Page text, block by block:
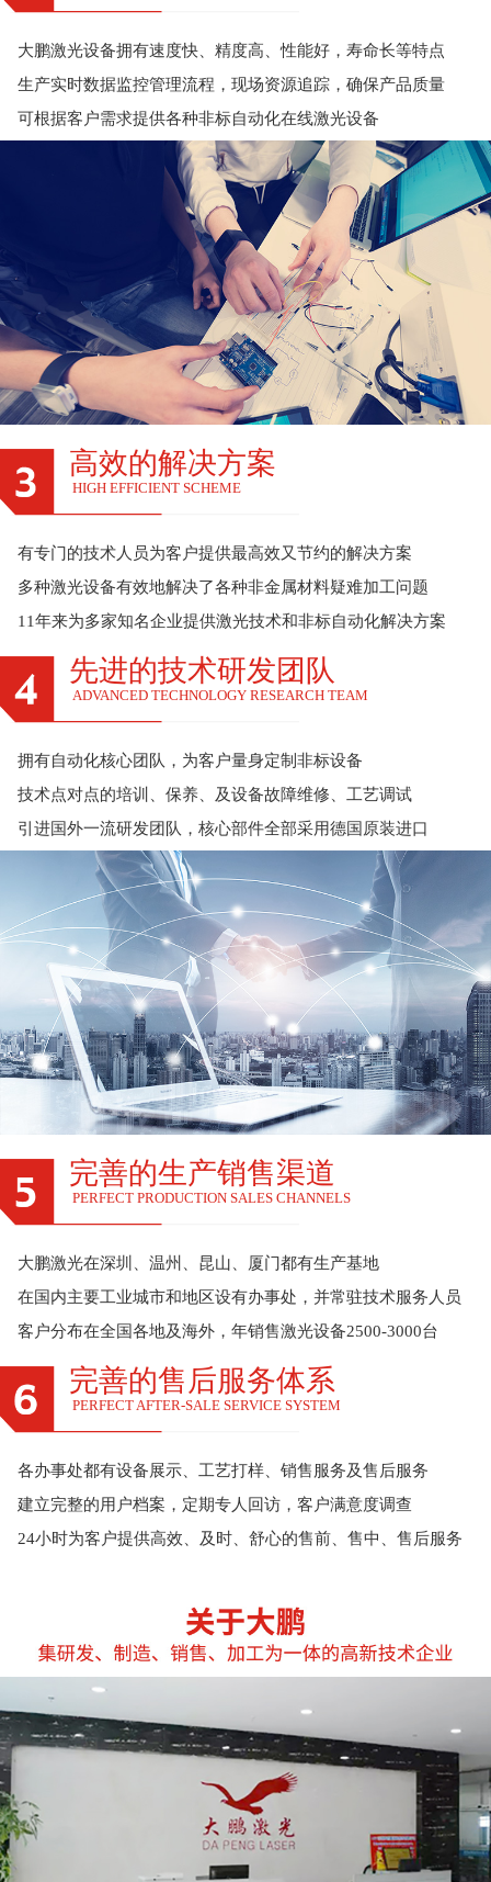
大鹏激光设备拥有速度快、精度高、性能好，寿命长等特点
生产实时数据监控管理流程，现场资源追踪，确保产品质量
可根据客户需求提供各种非标自动化在线激光设备
高效的解决方案
HIGH EFFICIENT SCHEME
有专门的技术人员为客户提供最高效又节约的解决方案
多种激光设备有效地解决了各种非金属材料疑难加工问题
11年来为多家知名企业提供激光技术和非标自动化解决方案
先进的技术研发团队
ADVANCED TECHNOLOGY RESEARCH TEAM
拥有自动化核心团队，为客户量身定制非标设备
技术点对点的培训、保养、及设备故障维修、工艺调试
引进国外一流研发团队，核心部件全部采用德国原装进口
完善的生产销售渠道
PERFECT PRODUCTION SALES CHANNELS
大鹏激光在深圳、温州、昆山、厦门都有生产基地
在国内主要工业城市和地区设有办事处，并常驻技术服务人员
客户分布在全国各地及海外，年销售激光设备2500-3000台
完善的售后服务体系
PERFECT AFTER-SALE SERVICE SYSTEM
各办事处都有设备展示、工艺打样、销售服务及售后服务
建立完整的用户档案，定期专人回访，客户满意度调查
24小时为客户提供高效、及时、舒心的售前、售中、售后服务